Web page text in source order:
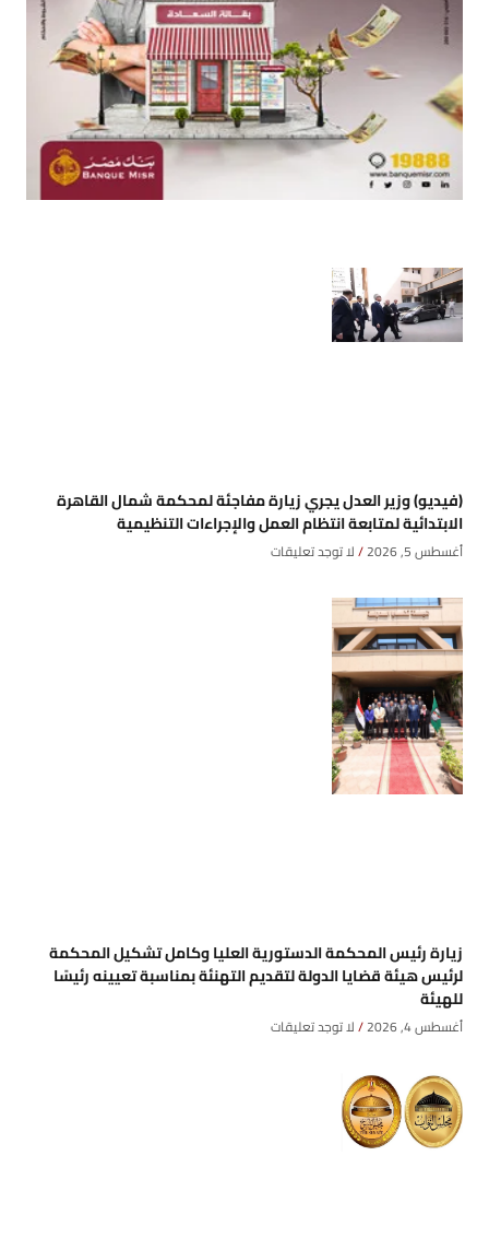
(فيديو) وزير العدل يجري زيارة مفاجئة لمحكمة شمال القاهرة
الابتدائية لمتابعة انتظام العمل والإجراءات التنظيمية
أغسطس 5, 2026 لا توجد تعليقات
زيارة رئيس المحكمة الدستورية العليا وكامل تشكيل المحكمة
لرئيس هيئة قضايا الدولة لتقديم التهنئة بمناسبة تعيينه رئيسًا
للهيئة
أغسطس 4, 2026 لا توجد تعليقات